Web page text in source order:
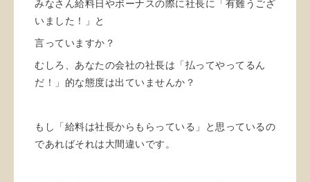
みなさん給料日やボーナスの際に社長に「有難うござ
いました！」と
言っていますか？
むしろ、あなたの会社の社長は「払ってやってるん
だ！」的な態度は出ていませんか？
もし「給料は社長からもらっている」と思っているの
であればそれは大間違いです。